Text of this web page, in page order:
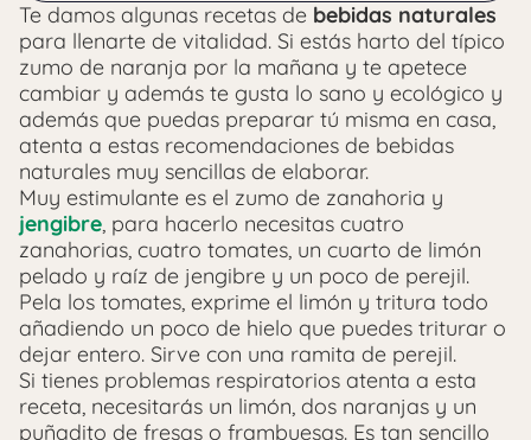
Te damos algunas recetas de bebidas naturales
para llenarte de vitalidad. Si estás harto del típico
zumo de naranja por la mañana y te apetece
cambiar y además te gusta lo sano y ecológico y
además que puedas preparar tú misma en casa,
atenta a estas recomendaciones de bebidas
naturales muy sencillas de elaborar.
Muy estimulante es el zumo de zanahoria y
jengibre, para hacerlo necesitas cuatro
zanahorias, cuatro tomates, un cuarto de limón
pelado y raíz de jengibre y un poco de perejil.
Pela los tomates, exprime el limón y tritura todo
añadiendo un poco de hielo que puedes triturar o
dejar entero. Sirve con una ramita de perejil.
Si tienes problemas respiratorios atenta a esta
receta, necesitarás un limón, dos naranjas y un
puñadito de fresas o frambuesas. Es tan sencillo